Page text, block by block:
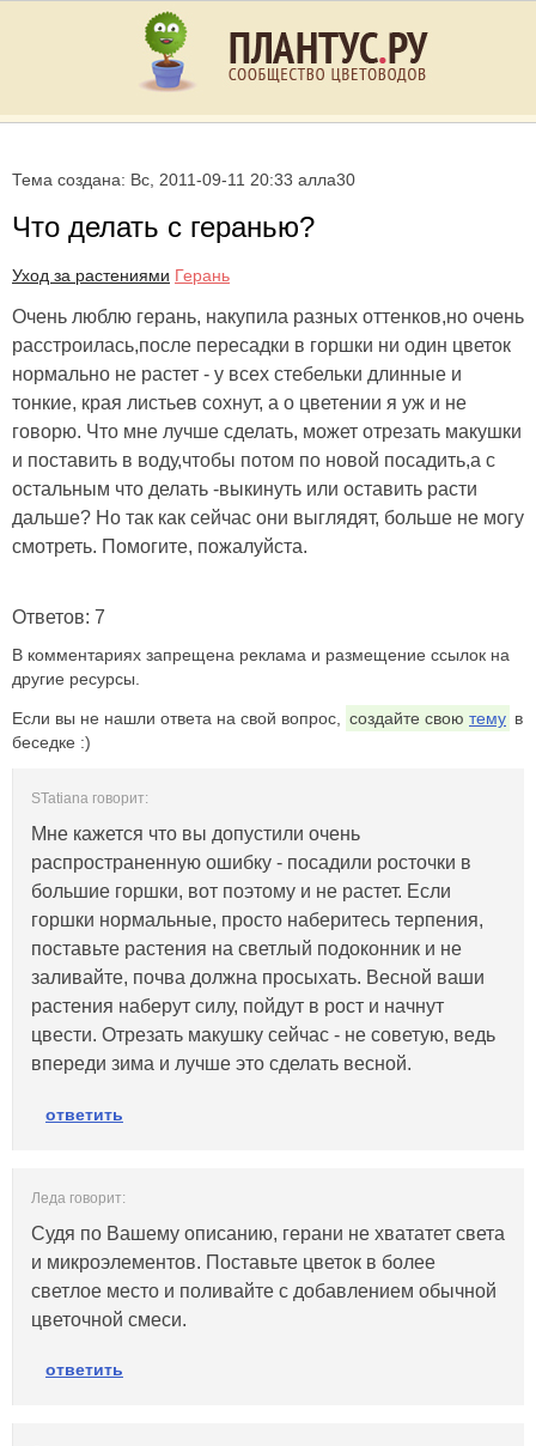
Тема создана: Вс, 2011-09-11 20:33 алла30
Что делать с геранью?
Уход за растениями Герань
Очень люблю герань, накупила разных оттенков,но очень
расстроилась,после пересадки в горшки ни один цветок
нормально не растет - у всех стебельки длинные и
тонкие, края листьев сохнут, а о цветении я уж и не
говорю. Что мне лучше сделать, может отрезать макушки
и поставить в воду,чтобы потом по новой посадить,а с
остальным что делать -выкинуть или оставить расти
дальше? Но так как сейчас они выглядят, больше не могу
смотреть. Помогите, пожалуйста.
Ответов: 7
В комментариях запрещена реклама и размещение ссылок на
другие ресурсы.
Если вы не нашли ответа на свой вопрос, создайте свою тему в
беседке :)
STatiana говорит:
Мне кажется что вы допустили очень
распространенную ошибку - посадили росточки в
большие горшки, вот поэтому и не растет. Если
горшки нормальные, просто наберитесь терпения,
поставьте растения на светлый подоконник и не
заливайте, почва должна просыхать. Весной ваши
растения наберут силу, пойдут в рост и начнут
цвести. Отрезать макушку сейчас - не советую, ведь
впереди зима и лучше это сделать весной.
ответить
Леда говорит:
Судя по Вашему описанию, герани не хвататет света
и микроэлементов. Поставьте цветок в более
светлое место и поливайте с добавлением обычной
цветочной смеси.
ответить